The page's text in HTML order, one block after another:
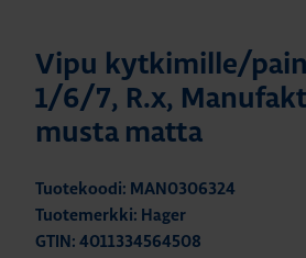
Vipu kytkimille/
1/6/7, R.x,
musta matta
Tuotekoodi: MAN0306324
Tuotemerkki: Hager
GTIN: 4011334564508